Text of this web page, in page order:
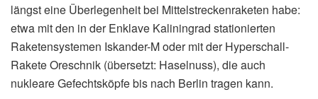
längst eine Überlegenheit bei Mittelstreckenraketen habe:
etwa mit den in der Enklave Kaliningrad stationierten
Raketensystemen Iskander-M oder mit der Hyperschall-
Rakete Oreschnik (übersetzt: Haselnuss), die auch
nukleare Gefechtsköpfe bis nach Berlin tragen kann.